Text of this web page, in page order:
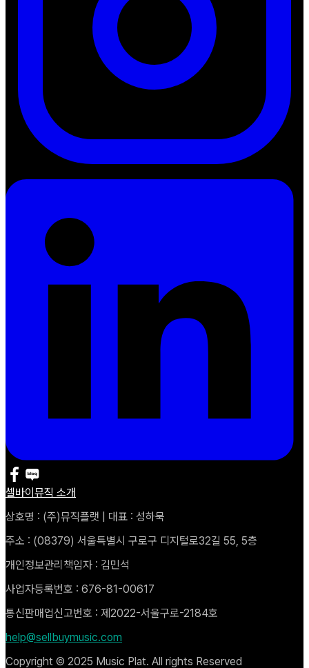
셀바이뮤직 소개
상호명 : (주)뮤직플랫 | 대표 : 성하묵
주소 : (08379) 서울특별시 구로구 디지털로32길 55, 5층
개인정보관리책임자 : 김민석
사업자등록번호 : 676-81-00617
통신판매업신고번호 : 제2022-서울구로-2184호
help@sellbuymusic.com
Copyright © 2025 Music Plat. All rights Reserved